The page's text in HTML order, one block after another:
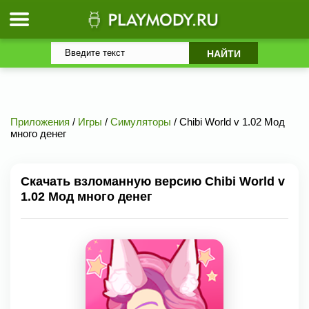
Приложения / Игры / Симуляторы / Chibi World v 1.02 Мод
много денег
Скачать взломанную версию Chibi World v
1.02 Мод много денег